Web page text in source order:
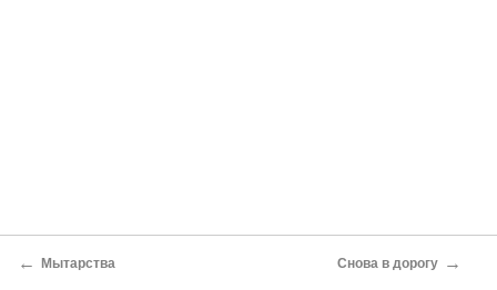
← Мытарства Снова в дорогу →